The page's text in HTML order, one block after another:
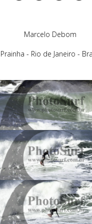
Marcelo Debom
Prainha - Rio de Janeiro -